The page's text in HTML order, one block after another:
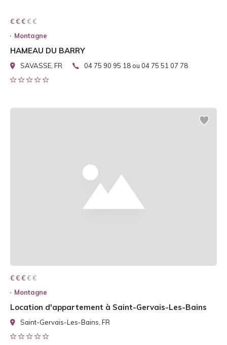
€ € € € €
€ € €
Montagne
HAMEAU DU BARRY
SAVASSE, FR 04 75 90 95 18 ou 04 75 51 07 78
€ € € € €
€ € €
Montagne
Location d'appartement à Saint-Gervais-Les-Bains
Saint-Gervais-Les-Bains, FR